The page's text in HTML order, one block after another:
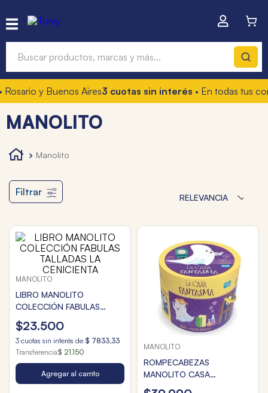
y Buenos Aires3 cuotas sin interés• En todas tus
MANOLITO
manolito
Filtrar RELEVANCIA
MANOLITO
LIBRO MANOLITO
COLECCIÓN FABULAS
TALLADAS LA CENICIENTA
$23.500
3 cuotas sin interés de $ 7833,33
Transferencia$ 21.150
Agregar al carrito
MANOLITO
ROMPECABEZAS
MANOLITO CASA
FANTASMA CAJA CIRCULAR
Términos más buscados
1.
hot wheels
3.
4. marcadores